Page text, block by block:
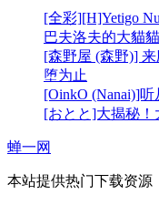
[全彩][H]Yetigo
巴夫洛夫的大貓
[森野屋 (森野)]
堕为止
[OinkO (Nanai)]
[おとと]大揭秘
蝉一网
本站提供热门下载资源